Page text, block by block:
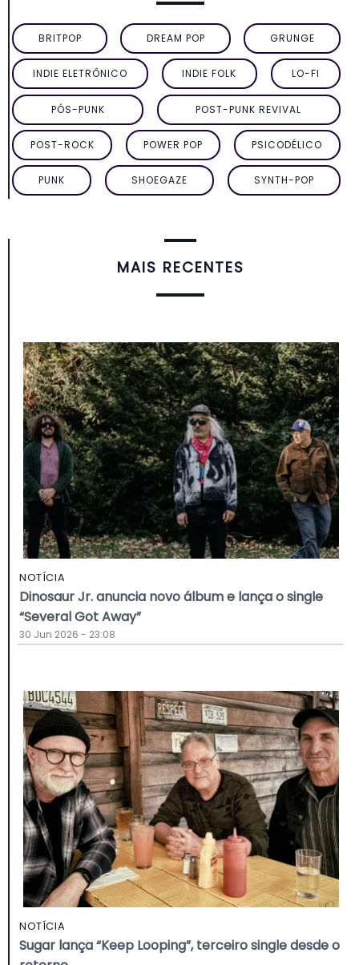
BRITPOP DREAM POP GRUNGE
INDIE ELETRÔNICO INDIE FOLK LO-FI
PÓS-PUNK POST-PUNK REVIVAL
POST-ROCK POWER POP PSICODÉLICO
PUNK SHOEGAZE SYNTH-POP
MAIS RECENTES
NOTÍCIA
Dinosaur Jr. anuncia novo álbum e lança o single
“Several Got Away”
30 Jun 2026 - 23:08
NOTÍCIA
Sugar lança “Keep Looping”, terceiro single desde o